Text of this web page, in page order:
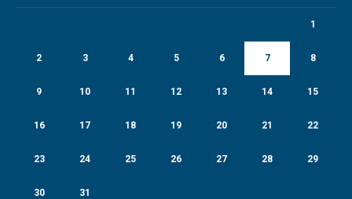
1
2 3 4 5 6 7 8
9 10 11 12 13 14 15
16 17 18 19 20 21 22
23 24 25 26 27 28 29
30 31